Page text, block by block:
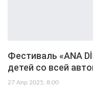
Фестиваль «ANA
детей со всей
27 Апр 2025, 8:00